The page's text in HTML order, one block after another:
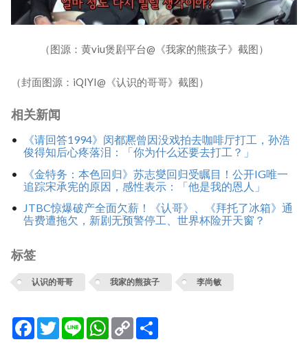
（图源：黄viu煲剧平台@《我家的熊孩子》截图）
（封面图源：iQIYI@《认识的哥哥》截图）
相关新闻
《请回答1994》闵都凞曾因没戏拍去咖啡厅打工，孙浩
俊得知后心疼落泪：「你为什么还要去打工？」
《金特务：本色回归》苏志燮回归受瞩目！公开IG唯一
追踪宋承宪的原因，感性表示：「他是我的恩人」
JTBC惊爆破产全面欠薪！《认哥》、《拜托了冰箱》通
告费遭拖欠，新剧无预警停工、世界杯险开天窗？
标签
认识的哥哥 我家的熊孩子 李尚敏
Facebook
TwitterLine WhatsApp
Copy
Link